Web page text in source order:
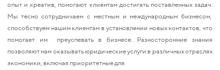
опыт и креатив, помогают клиентам достигать поставленных задач.
Мы тесно сотрудничаем с местным и международным бизнесом,
способствуем нашим клиентам в установлении новых контактов, что
помогает им преуспевать в бизнесе. Разносторонние знания
позволяют нам оказывать юридические услуги в различных отраслях
экономики, включая приоритетные для